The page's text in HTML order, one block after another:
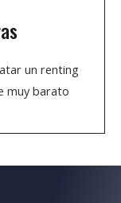
un renting
muy barato